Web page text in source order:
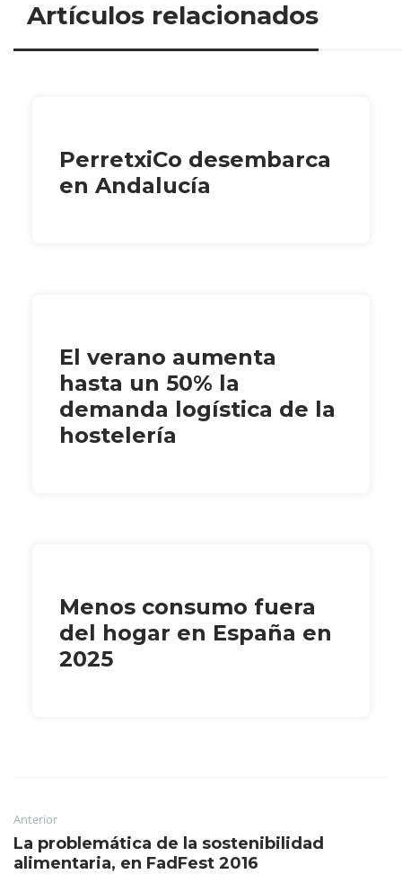
Artículos relacionados
PerretxiCo desembarca
en Andalucía
El verano aumenta
hasta un 50% la
demanda logística de la
hostelería
Menos consumo fuera
del hogar en España en
2025
Anterior
La problemática de la sostenibilidad
alimentaria, en FadFest 2016